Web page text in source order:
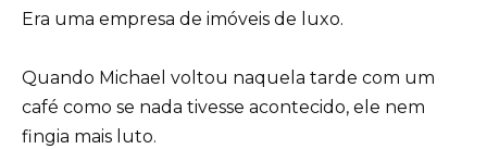
Era uma empresa de imóveis de luxo.
Quando Michael voltou naquela tarde com um
café como se nada tivesse acontecido, ele nem
fingia mais luto.